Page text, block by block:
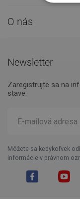
O nás
Newsletter
Zaregistrujte sa na
stave.
Môžete sa kedykoľvek
informácie v právnom